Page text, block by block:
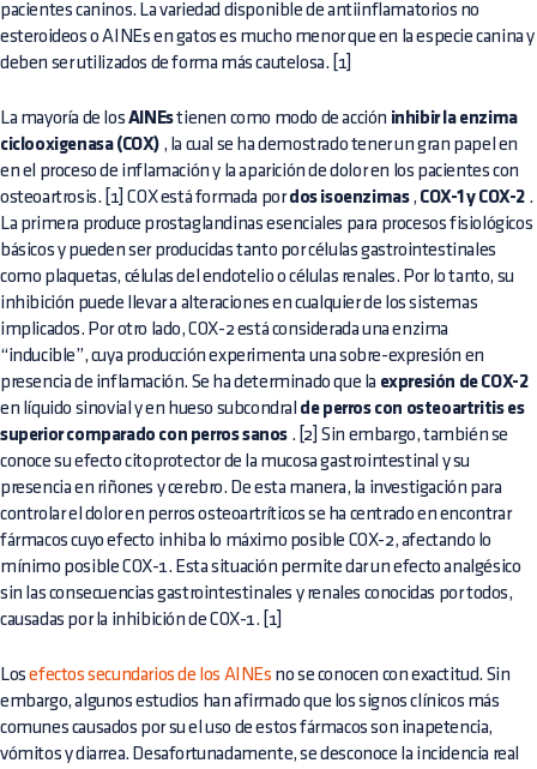
pacientes caninos. La variedad disponible de antiinflamatorios no
esteroideos o AINEs en gatos es mucho menor que en la especie canina y
deben ser utilizados de forma más cautelosa. [1]
La mayoría de los AINEstienen como modo de acción inhibir la enzima
ciclooxigenasa (COX) , la cual se ha demostrado tener un gran papel en
en el proceso de inflamación y la aparición de dolor en los pacientes con
osteoartrosis. [1] COX está formada pordos isoenzimas, COX-1 y COX-2 .
La primera produce prostaglandinas esenciales para procesos fisiológicos
básicos y pueden ser producidas tanto por células gastrointestinales
como plaquetas, células del endotelio o células renales. Por lo tanto, su
inhibición puede llevar a alteraciones en cualquier de los sistemas
implicados. Por otro lado, COX-2 está considerada una enzima
“inducible”, cuya producción experimenta una sobre-expresión en
presencia de inflamación. Se ha determinado que la expresión de COX-2
en líquido sinovial y en hueso subcondral de perros con osteoartritis es
superior comparado con perros sanos . [2] Sin embargo, también se
conoce su efecto citoprotector de la mucosa gastrointestinal y su
presencia en riñones y cerebro. De esta manera, la investigación para
controlar el dolor en perros osteoartríticos se ha centrado en encontrar
fármacos cuyo efecto inhiba lo máximo posible COX-2, afectando lo
mínimo posible COX-1. Esta situación permite dar un efecto analgésico
sin las consecuencias gastrointestinales y renales conocidas por todos,
causadas por la inhibición de COX-1. [1]
Losefectos secundarios de los AINEs no se conocen con exactitud. Sin
embargo, algunos estudios han afirmado que los signos clínicos más
comunes causados por su el uso de estos fármacos son inapetencia,
vómitos y diarrea. Desafortunadamente, se desconoce la incidencia real